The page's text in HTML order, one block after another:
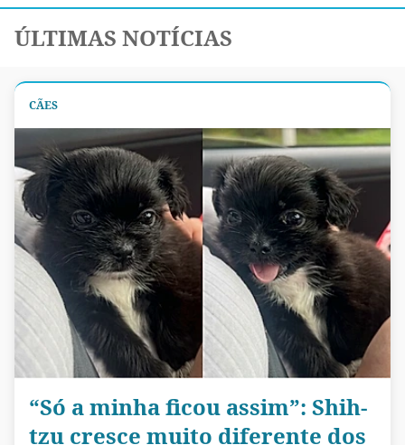
ÚLTIMAS NOTÍCIAS
CÃES
“Só a minha ficou assim”: Shih-
tzu cresce muito diferente dos